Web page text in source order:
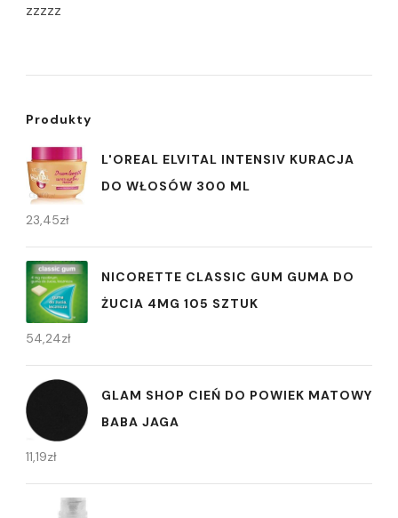
zzzzz
Produkty
L'OREAL ELVITAL INTENSIV KURACJA
DO WŁOSÓW 300 ML
23,45zł
NICORETTE CLASSIC GUM GUMA DO
ŻUCIA 4MG 105 SZTUK
54,24zł
GLAM SHOP CIEŃ DO POWIEK MATOWY
BABA JAGA
11,19zł